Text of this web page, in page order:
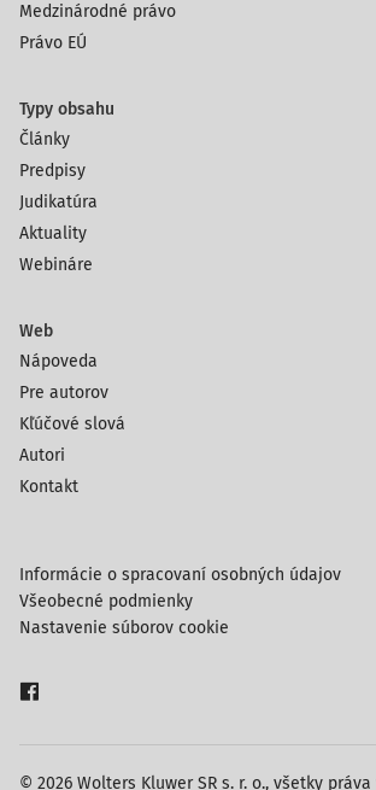
Medzinárodné právo
Právo EÚ
Typy obsahu
Články
Predpisy
Judikatúra
Aktuality
Webináre
Web
Nápoveda
Pre autorov
Kľúčové slová
Autori
Kontakt
© 2026 Wolters Kluwer SR s. r. o., všetky
Informácie o spracovaní osobných údajov
Všeobecné podmienky
Nastavenie súborov cookie